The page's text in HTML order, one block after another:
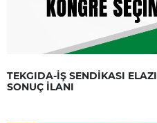
TEKGIDA-İŞ SENDİKASI
SONUÇ İLANI